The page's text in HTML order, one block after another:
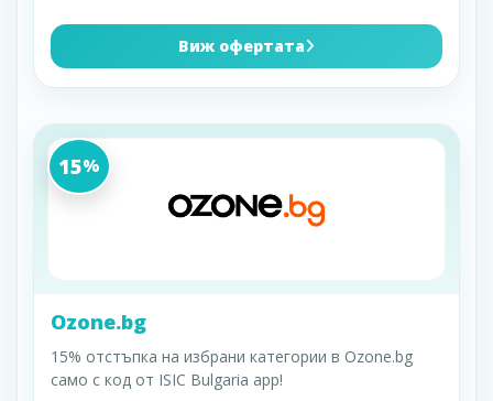
Виж офертата
15%
Ozone.bg
15% отстъпка на избрани категории в Ozone.bg
само с код от ISIC Bulgaria app!